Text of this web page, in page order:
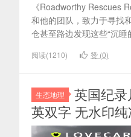
《Roadworthy Rescues
和他的团队，致力于寻找
仓甚至路边发现这些“沉
阅读(1210) 赞 (0)
生态地理
英国纪
英双字 无水印